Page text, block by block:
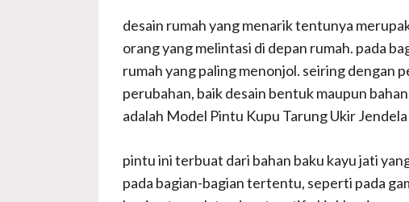
desain rumah yang menarik tentunya
orang yang melintasi di depan rumah. pada
rumah yang paling menonjol. seiring dengan
perubahan, baik desain bentuk maupun
adalah Model Pintu Kupu Tarung Ukir Jendela
pintu ini terbuat dari bahan baku kayu jati
pada bagian-bagian tertentu, seperti pada